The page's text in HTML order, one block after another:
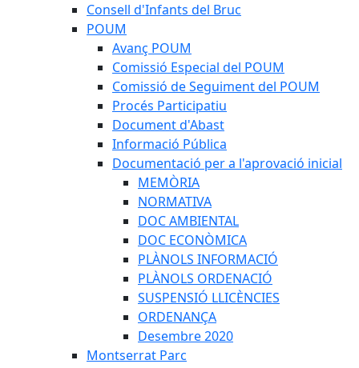
Consell d'Infants del Bruc
POUM
Avanç POUM
Comissió Especial del POUM
Comissió de Seguiment del POUM
Procés Participatiu
Document d'Abast
Informació Pública
Documentació per a l'aprovació inicial
MEMÒRIA
NORMATIVA
DOC AMBIENTAL
DOC ECONÒMICA
PLÀNOLS INFORMACIÓ
PLÀNOLS ORDENACIÓ
SUSPENSIÓ LLICÈNCIES
ORDENANÇA
Desembre 2020
Montserrat Parc